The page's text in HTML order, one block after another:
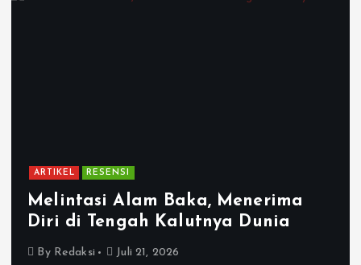
ARTIKEL RESENSI
Melintasi Alam Baka, Menerima
Diri di Tengah Kalutnya Dunia
By Redaksi Juli 21, 2026